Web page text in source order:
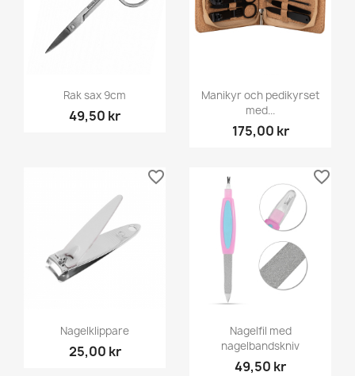
Rak sax 9cm
49,50 kr
Manikyr och pedikyrset
med...
175,00 kr
Nagelklippare
25,00 kr
favorite_border
Nagelfil med
nagelbandskniv
49,50 kr
favorite_border